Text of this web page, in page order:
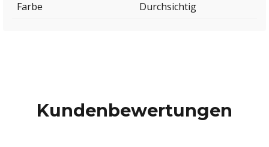
Farbe
Durchsichtig
Kundenbewertungen